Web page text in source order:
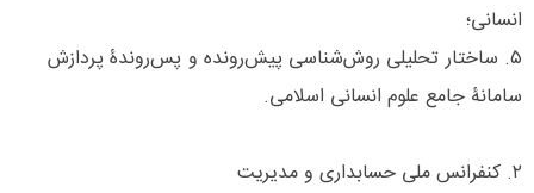
انسانی؛
۵. ساختار تحلیلی روش‌شناسی پیش‌رونده و پس‌‌‌روندۀ پردازش
سامانۀ جامع علوم انسانی اسلامی.
۲. کنفرانس ملی حسابداری و مدیریت